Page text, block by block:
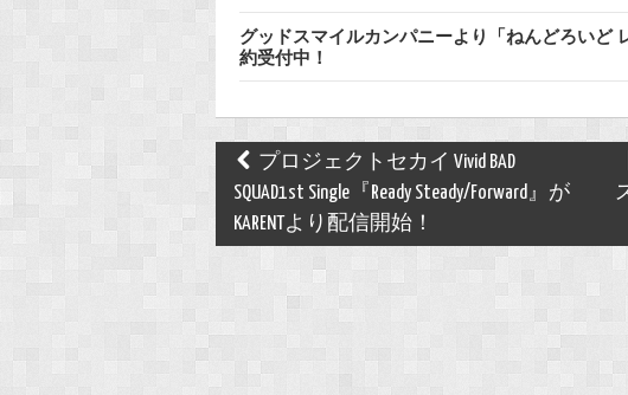
グッドスマイルカンパニーより「ねんどろいど
約受付中！
Post
navigation
プロジェクトセカイ Vivid BAD
SQUAD1st Single『Ready Steady/Forward』が
KARENTより配信開始！